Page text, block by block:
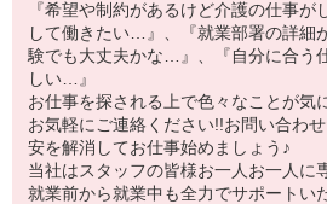
『希望や制約があるけど介護の仕事
して働きたい…』、『就業部署の詳細
験でも大丈夫かな…』、『自分に合う
しい…』
お仕事を探される上で色々なことが
お気軽にご連絡ください!!お問い合わ
安を解消してお仕事始めましょう♪
当社はスタッフの皆様お一人お一人に
就業前から就業中も全力でサポートい